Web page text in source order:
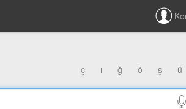
ç ı ğ ö ş ü